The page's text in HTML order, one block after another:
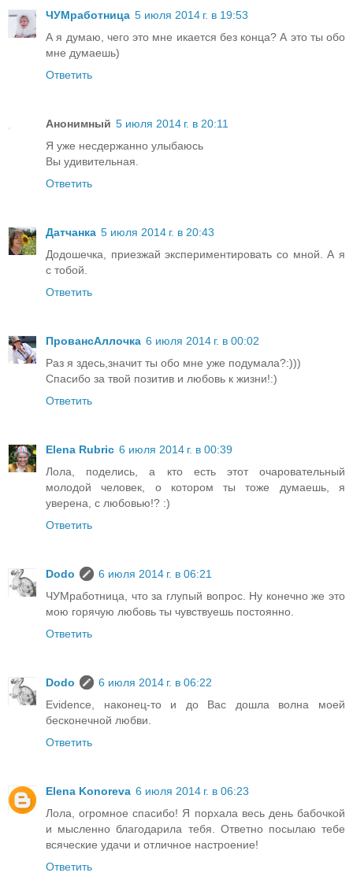
ЧУМработница 5 июля 2014 г. в 19:53
А я думаю, чего это мне икается без конца? А это ты обо
мне думаешь)
Ответить
Анонимный 5 июля 2014 г. в 20:11
Я уже несдержанно улыбаюсь
Вы удивительная.
Ответить
Датчанка 5 июля 2014 г. в 20:43
Додошечка, приезжай экспериментировать со мной. А я
с тобой.
Ответить
ПровансАллочка 6 июля 2014 г. в 00:02
Раз я здесь,значит ты обо мне уже подумала?:)))
Спасибо за твой позитив и любовь к жизни!:)
Ответить
Elena Rubric 6 июля 2014 г. в 00:39
Лола, поделись, а кто есть этот очаровательный
молодой человек, о котором ты тоже думаешь, я
уверена, с любовью!? :)
Ответить
Dodo
6 июля 2014 г. в 06:21
ЧУМработница, что за глупый вопрос. Ну конечно же это
мою горячую любовь ты чувствуешь постоянно.
Ответить
Dodo
6 июля 2014 г. в 06:22
Evidence, наконец-то и до Вас дошла волна моей
бесконечной любви.
Ответить
Elena Konoreva 6 июля 2014 г. в 06:23
Лола, огромное спасибо! Я порхала весь день бабочкой
и мысленно благодарила тебя. Ответно посылаю тебе
всяческие удачи и отличное настроение!
Ответить